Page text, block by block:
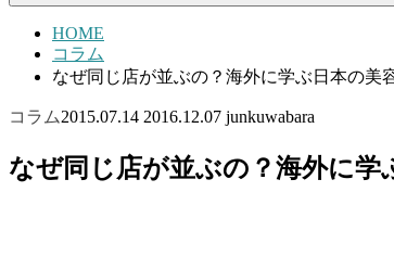
HOME
コラム
なぜ同じ店が並ぶの？海外に学ぶ日本の美
コラム2015.07.14 2016.12.07 junkuwabara
なぜ同じ店が並ぶの？海外に学